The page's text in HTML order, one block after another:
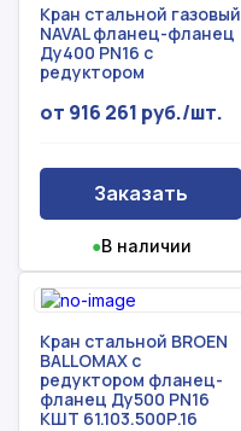
Кран стальной газовый
NAVAL фланец-фланец
Ду400 PN16 с
редуктором
от 916 261 руб./шт.
Заказать
●В наличии
Кран стальной BROEN
BALLOMAX с
редуктором фланец-
фланец Ду500 PN16
КШТ 61.103.500Р.16